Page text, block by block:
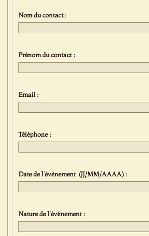
Nom du contact :
Prénom du contact :
Email :
Téléphone :
Date de l'évènement (JJ/MM/AAAA) :
Nature de l'événement :